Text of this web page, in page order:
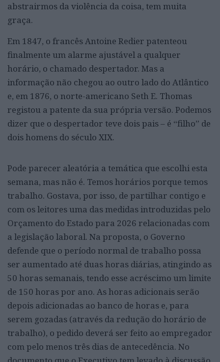
abstrairmos da violência da coisa, tem muita
graça.
Em 1847, o francês Antoine Redier patenteou
finalmente um alarme ajustável a qualquer
horário, o chamado despertador. Mas a
informação não chegou ao outro lado do Atlântico
e, em 1876, o norte-americano Seth E. Thomas
registou a patente da sua própria versão. Podemos
dizer que o despertador teve dois pais – é “filho” de
dois homens do século XIX.
Pode parecer aleatória a temática que escolhi esta
semana, mas não é. Temos horários porque temos
trabalho. Gostava, por isso, de partilhar contigo e
com os leitores uma das medidas introduzidas pelo
Orçamento do Estado para 2026 relacionadas com
a legislação laboral. Na proposta, o Governo
defende que o período normal de trabalho possa
ser aumentado até duas horas diárias, atingindo as
50 horas semanais, tendo esse acréscimo um limite
de 150 horas por ano. As horas adicionais serão
depois adicionadas ao banco de horas e, para
serem gozadas (através da redução do horário de
trabalho), o pedido deverá ser feito ao empregador
com pelo menos três dias de antecedência. No